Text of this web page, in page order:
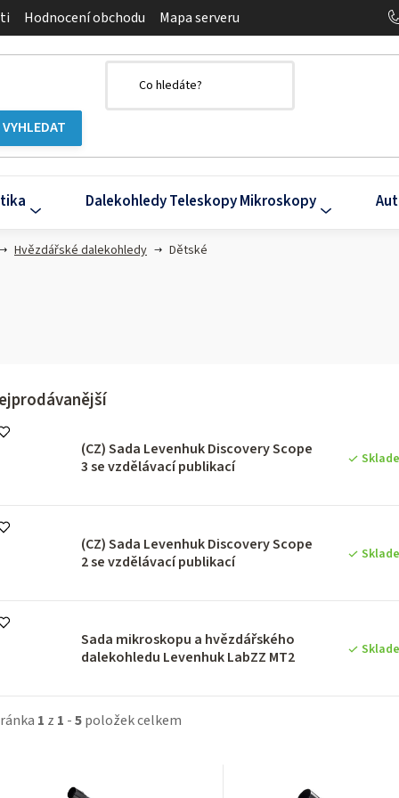
Hodnocení obchodu Mapa serveru
Dalekohledy Teleskopy Mikroskopy
Hvězdářské dalekohledy Dětské
(CZ) Sada Levenhuk Discovery Scope
3 se vzdělávací publikací
(CZ) Sada Levenhuk Discovery Scope
2 se vzdělávací publikací
Sada mikroskopu a hvězdářského
dalekohledu Levenhuk LabZZ MT2
1 z 1 -5položek celkem